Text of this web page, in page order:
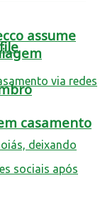
assume
casamento